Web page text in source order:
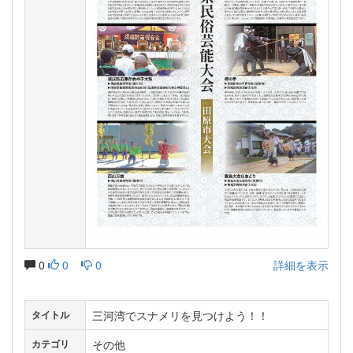
0 0 0 詳細を表示
タイトル 三河湾でスナメリを見つけよう！！
カテゴリ その他